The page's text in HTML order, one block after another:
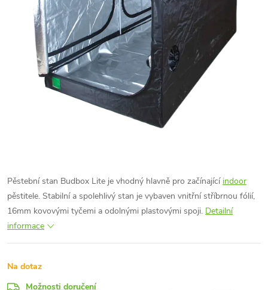
Pěstební stan Budbox Lite je vhodný hlavně pro začínající indoor
pěstitele. Stabilní a spolehlivý stan je vybaven vnitřní stříbrnou fólií,
16mm kovovými tyčemi a odolnými plastovými spoji. Detailní
informace
Na dotaz
Možnosti doručení